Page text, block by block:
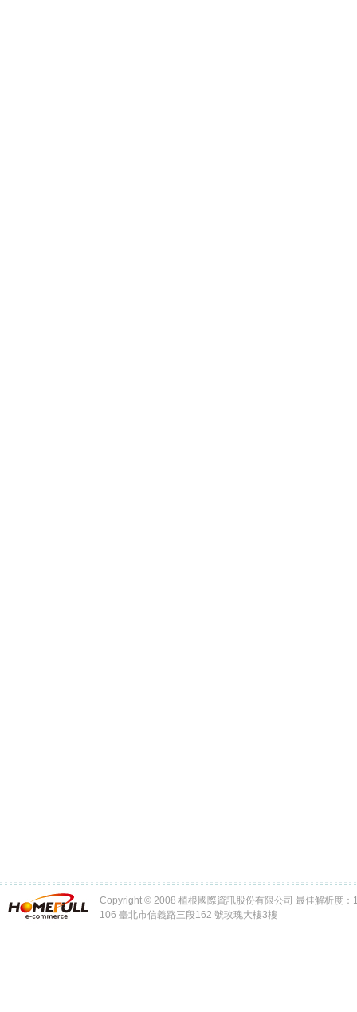
Copyright © 2008 植根國際資訊股份有限公司 最佳解析度：
106 臺北市信義路三段162 號玫瑰大樓3樓